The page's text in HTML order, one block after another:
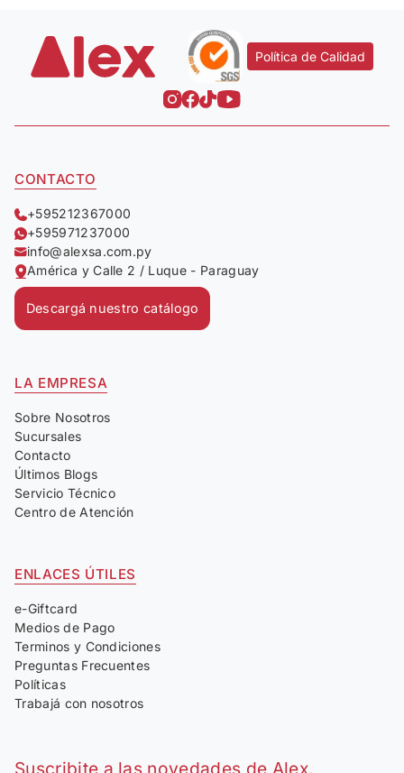
Política de Calidad
CONTACTO
+595212367000
+595971237000
info@alexsa.com.py
América y Calle 2 / Luque - Paraguay
Descargá nuestro catálogo
LA EMPRESA
Sobre Nosotros
Sucursales
Contacto
Últimos Blogs
Servicio Técnico
Centro de Atención
ENLACES ÚTILES
e-Giftcard
Medios de Pago
Terminos y Condiciones
Preguntas Frecuentes
Políticas
Trabajá con nosotros
Suscribite a las novedades de Alex.